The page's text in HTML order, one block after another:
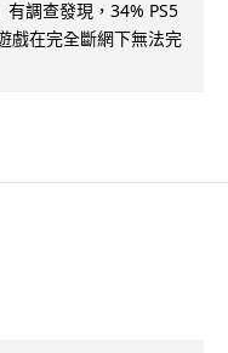
有調查發現，34% PS5
戲在完全斷網下無法完